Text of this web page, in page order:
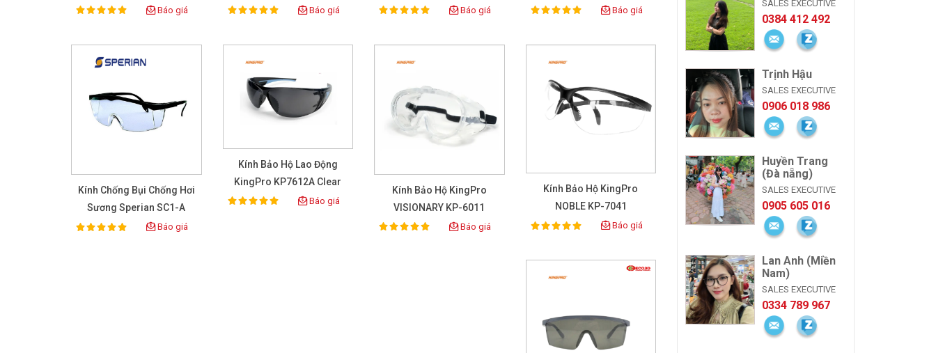
Rating:
100% Báo giá Rating:
100% Báo giá
Trắng
Rating:
100% Báo giá Rating:
100% Báo giá
Kính Chống Bụi Chống Hơi
Sương Sperian SC1-A
Rating:
100% Báo giá
Kính Bảo Hộ Lao Động
KingPro KP7612A Clear
Rating:
100% Báo giá
Kính Bảo Hộ KingPro
VISIONARY KP-6011
Rating:
100% Báo giá
Kính Bảo Hộ KingPro
NOBLE KP-7041
Rating:
100% Báo giá
SALES EXECUTIVE
0384 412 492
Trịnh Hậu
SALES EXECUTIVE
0906 018 986
Huyền Trang
(Đà nẵng)
SALES EXECUTIVE
0905 605 016
Lan Anh (Miền
Nam)
SALES EXECUTIVE
0334 789 967